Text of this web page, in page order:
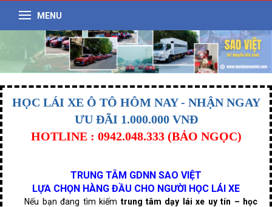
MENU
HỌC LÁI XE Ô TÔ HÔM NAY - NHẬN NGAY
ƯU ĐÃI 1.000.000 VNĐ
HOTLINE : 0942.048.333 (BẢO NGỌC)
TRUNG TÂM GDNN SAO VIỆT
LỰA CHỌN HÀNG ĐẦU CHO NGƯỜI HỌC LÁI XE
Nếu bạn đang tìm kiếm trung tâm dạy lái xe uy tín – học